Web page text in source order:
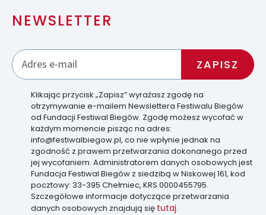
NEWSLETTER
Klikając przycisk „Zapisz” wyrażasz zgodę na
otrzymywanie e-mailem Newslettera Festiwalu Biegów
od Fundacji Festiwal Biegów. Zgodę możesz wycofać w
każdym momencie pisząc na adres:
info@festiwalbiegow.pl, co nie wpłynie jednak na
zgodność z prawem przetwarzania dokonanego przed
jej wycofaniem. Administratorem danych osobowych jest
Fundacja Festiwal Biegów z siedzibą w Niskowej 161, kod
pocztowy: 33-395 Chełmiec, KRS 0000455795.
Szczegółowe informacje dotyczące przetwarzania
danych osobowych znajdują się tutaj.